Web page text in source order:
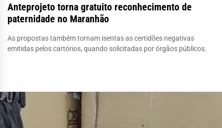
Anteprojeto torna gratuito reconhecimento de
paternidade no Maranhão
As propostas também tornam isentas as certidões negativas
emitidas pelos cartórios, quando solicitadas por órgãos públicos.